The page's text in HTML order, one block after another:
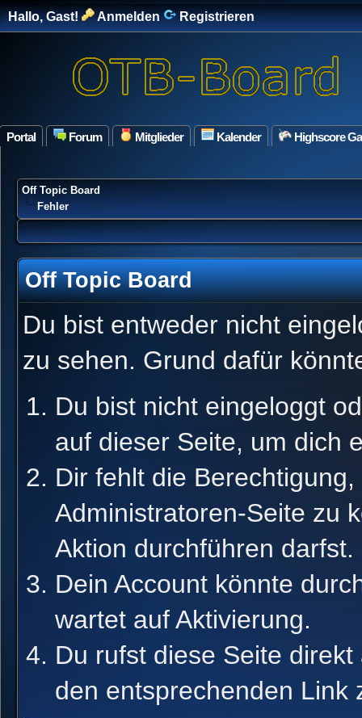
Hallo, Gast! Anmelden Registrieren
Portal Forum Mitglieder Kalender Highscore
Off Topic Board
Fehler
Off Topic Board
Du bist entweder nicht
zu sehen. Grund dafür
Du bist nicht eingeloggt
auf dieser Seite, um dich
Dir fehlt die
Administratoren-Seite zu
Aktion durchführen darfst.
Dein Account könnte
wartet auf Aktivierung.
Du rufst diese Seite
den entsprechenden Link